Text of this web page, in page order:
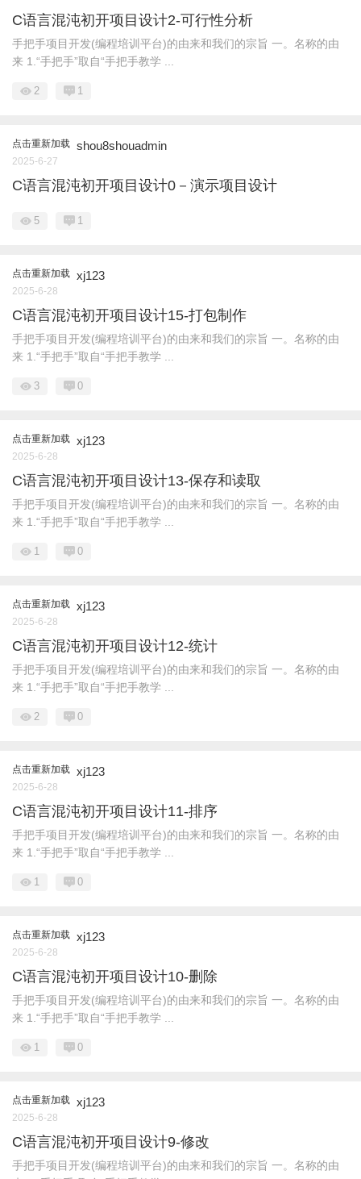
C语言混沌初开项目设计2-可行性分析
手把手项目开发(编程培训平台)的由来和我们的宗旨 一。名称的由
来 1.“手把手”取自“手把手教学 ...
2 1
点击重新加载 shou8shouadmin
2025-6-27
C语言混沌初开项目设计0－演示项目设计
5 1
点击重新加载 xj123
2025-6-28
C语言混沌初开项目设计15-打包制作
手把手项目开发(编程培训平台)的由来和我们的宗旨 一。名称的由
来 1.“手把手”取自“手把手教学 ...
3 0
点击重新加载 xj123
2025-6-28
C语言混沌初开项目设计13-保存和读取
手把手项目开发(编程培训平台)的由来和我们的宗旨 一。名称的由
来 1.“手把手”取自“手把手教学 ...
1 0
点击重新加载 xj123
2025-6-28
C语言混沌初开项目设计12-统计
手把手项目开发(编程培训平台)的由来和我们的宗旨 一。名称的由
来 1.“手把手”取自“手把手教学 ...
2 0
点击重新加载 xj123
2025-6-28
C语言混沌初开项目设计11-排序
手把手项目开发(编程培训平台)的由来和我们的宗旨 一。名称的由
来 1.“手把手”取自“手把手教学 ...
1 0
点击重新加载 xj123
2025-6-28
C语言混沌初开项目设计10-删除
手把手项目开发(编程培训平台)的由来和我们的宗旨 一。名称的由
来 1.“手把手”取自“手把手教学 ...
1 0
点击重新加载 xj123
2025-6-28
C语言混沌初开项目设计9-修改
手把手项目开发(编程培训平台)的由来和我们的宗旨 一。名称的由